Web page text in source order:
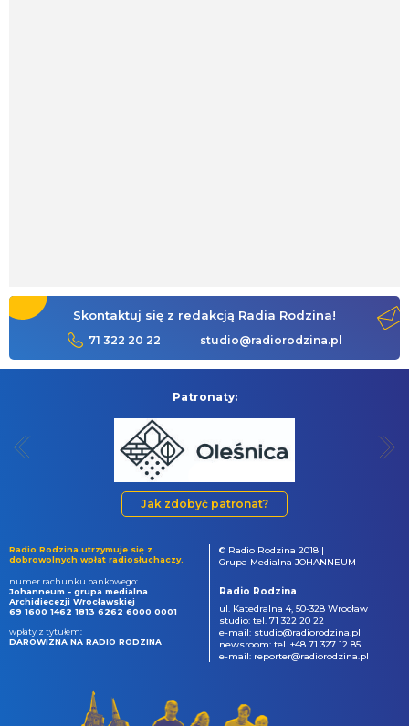
Skontaktuj się z redakcją Radia Rodzina!
71 322 20 22 studio@radiorodzina.pl
Patronaty:
Jak zdobyć patronat?
Radio Rodzina utrzymuje się z
dobrowolnych wpłat radiosłuchaczy.
numer rachunku bankowego:
Johanneum - grupa medialna
Archidiecezji Wrocławskiej
69 1600 1462 1813 6262 6000 0001
wpłaty z tytułem:
DAROWIZNA NA RADIO RODZINA
© Radio Rodzina 2018 |
Grupa Medialna JOHANNEUM
Radio Rodzina
ul. Katedralna 4, 50-328 Wrocław
studio: tel. 71 322 20 22
e-mail: studio@radiorodzina.pl
newsroom: tel. +48 71 327 12 85
e-mail: reporter@radiorodzina.pl